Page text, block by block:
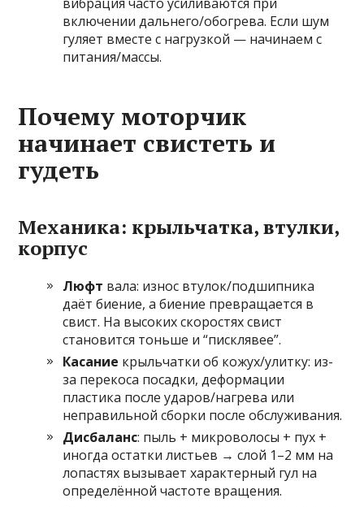
включении дальнего/обогрева. Если шум
гуляет вместе с нагрузкой — начинаем с
питания/массы.
Почему моторчик
начинает свистеть и
гудеть
Механика: крыльчатка, втулки,
корпус
Люфт вала: износ втулок/подшипника
даёт биение, а биение превращается в
свист. На высоких скоростях свист
становится тоньше и “писклявее”.
Касание крыльчатки об кожух/улитку: из-
за перекоса посадки, деформации
пластика после ударов/нагрева или
неправильной сборки после обслуживания.
Дисбаланс: пыль + микроволосы + пух +
иногда остатки листьев → слой 1–2 мм на
лопастях вызывает характерный гул на
определённой частоте вращения.